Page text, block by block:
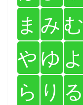
ま み む
や ゆ よ
ら り る